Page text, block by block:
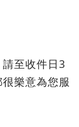
至收件日3
樂意為您服